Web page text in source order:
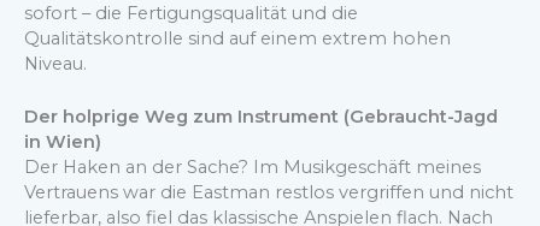
sofort – die Fertigungsqualität und die
Qualitätskontrolle sind auf einem extrem hohen
Niveau.
Der holprige Weg zum Instrument (Gebraucht-Jagd
in Wien)
Der Haken an der Sache? Im Musikgeschäft meines
Vertrauens war die Eastman restlos vergriffen und nicht
lieferbar, also fiel das klassische Anspielen flach. Nach